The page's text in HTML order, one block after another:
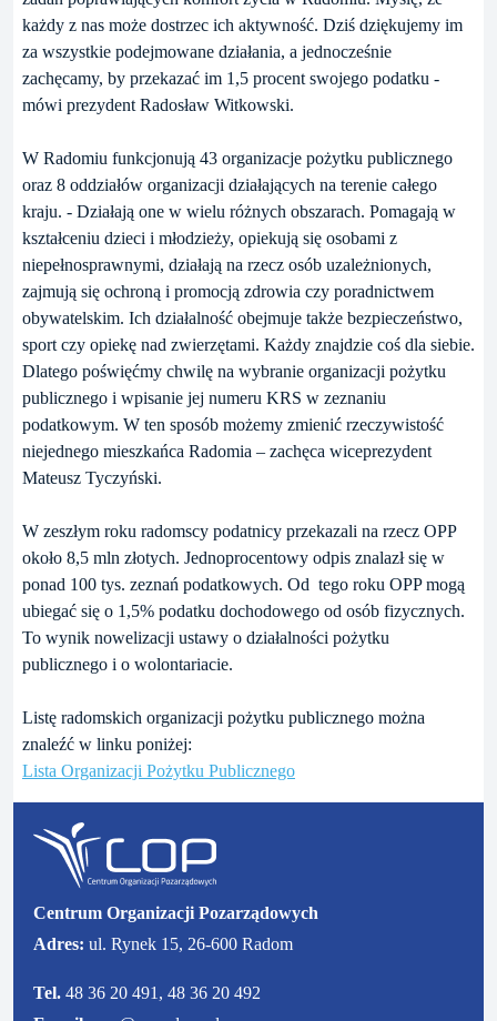
każdy z nas może dostrzec ich aktywność. Dziś dziękujemy im
za wszystkie podejmowane działania, a jednocześnie
zachęcamy, by przekazać im 1,5 procent swojego podatku -
mówi prezydent Radosław Witkowski.
W Radomiu funkcjonują 43 organizacje pożytku publicznego
oraz 8 oddziałów organizacji działających na terenie całego
kraju. - Działają one w wielu różnych obszarach. Pomagają w
kształceniu dzieci i młodzieży, opiekują się osobami z
niepełnosprawnymi, działają na rzecz osób uzależnionych,
zajmują się ochroną i promocją zdrowia czy poradnictwem
obywatelskim. Ich działalność obejmuje także bezpieczeństwo,
sport czy opiekę nad zwierzętami. Każdy znajdzie coś dla siebie.
Dlatego poświęćmy chwilę na wybranie organizacji pożytku
publicznego i wpisanie jej numeru KRS w zeznaniu
podatkowym. W ten sposób możemy zmienić rzeczywistość
niejednego mieszkańca Radomia – zachęca wiceprezydent
Mateusz Tyczyński.
W zeszłym roku radomscy podatnicy przekazali na rzecz OPP
około 8,5 mln złotych. Jednoprocentowy odpis znalazł się w
ponad 100 tys. zeznań podatkowych. Od tego roku OPP mogą
ubiegać się o 1,5% podatku dochodowego od osób fizycznych.
To wynik nowelizacji ustawy o działalności pożytku
publicznego i o wolontariacie.
Listę radomskich organizacji pożytku publicznego można
znaleźć w linku poniżej:
Lista Organizacji Pożytku Publicznego
Centrum Organizacji Pozarządowych
Adres: ul. Rynek 15, 26-600 Radom
Tel. 48 36 20 491, 48 36 20 492